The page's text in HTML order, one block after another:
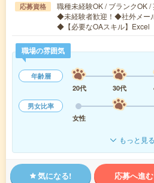
応募資格
職種未経験OK / ブランクOK /
◆未経験者歓迎！◆社外メー
◆【必要なOAスキル】Excel
職場の雰囲気
年齢層
20代
30代
男女比率
女性
もっと見る
気になる! 応募へ進む